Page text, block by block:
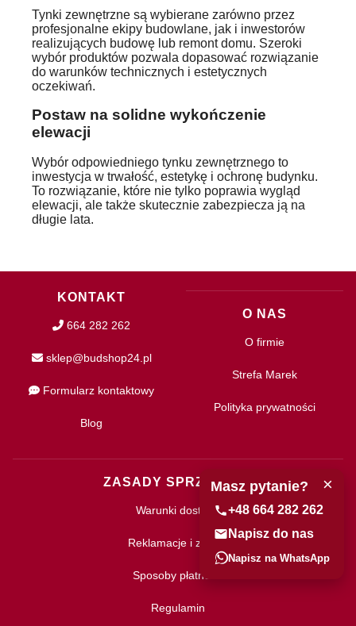
Tynki zewnętrzne są wybierane zarówno przez
profesjonalne ekipy budowlane, jak i inwestorów
realizujących budowę lub remont domu. Szeroki
wybór produktów pozwala dopasować rozwiązanie
do warunków technicznych i estetycznych
oczekiwań.
Postaw na solidne wykończenie
elewacji
Wybór odpowiedniego tynku zewnętrznego to
inwestycja w trwałość, estetykę i ochronę budynku.
To rozwiązanie, które nie tylko poprawia wygląd
elewacji, ale także skutecznie zabezpiecza ją na
długie lata.
KONTAKT
664 282 262
sklep@budshop24.pl
Formularz kontaktowy
Blog
O NAS
O firmie
Strefa Marek
Polityka prywatności
ZASADY SPRZEDAŻY
Warunki dostawy
Reklamacje i zwroty
Sposoby płatności
Regulamin
×
Masz pytanie?
+48 664 282 262
Napisz do nas
Napisz na WhatsApp